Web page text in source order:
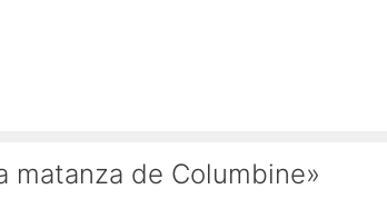
matanza de Columbine»